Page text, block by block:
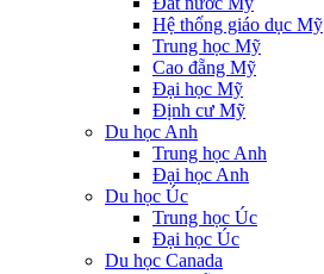
Hệ thống giáo dục Mỹ
Trung học Mỹ
Cao đẵng Mỹ
Đại học Mỹ
Định cư Mỹ
Du học Anh
Trung học Anh
Đại học Anh
Du học Úc
Trung học Úc
Đại học Úc
Du học Canada